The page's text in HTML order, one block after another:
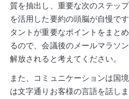
質を抽出し、重要な次のステッ
を活用した要約の頭脳が自慢で
タントが重要なポイントをまと
るので、会議後のメールマラソ
解放されると考えてください。
また、コミュニケーションは国
は文字通りお客様の言語を話し